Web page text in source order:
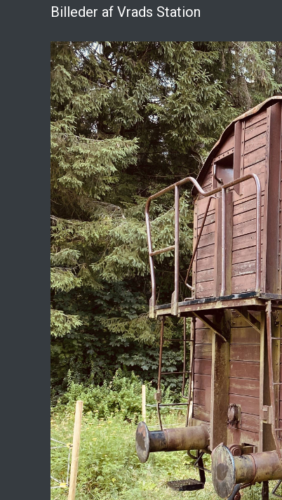
Billeder af Vrads Station